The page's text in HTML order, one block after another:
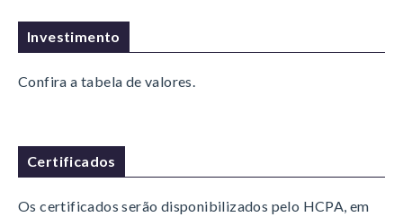
Investimento
Confira a tabela de valores.
Certificados
Os certificados serão disponibilizados pelo HCPA, em